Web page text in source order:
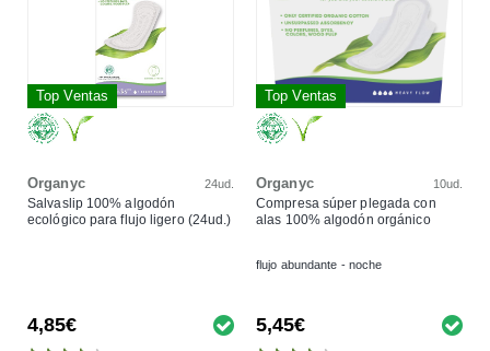
Top Ventas
Organyc 24ud.
Salvaslip 100% algodón
ecológico para flujo ligero (24ud.)
4,85€
Top Ventas
Organyc 10ud.
Compresa súper plegada con
alas 100% algodón orgánico
flujo abundante - noche
5,45€